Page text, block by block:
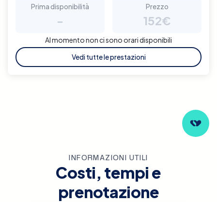
Prima disponibilità
-
Prezzo
152€
Al momento non ci sono orari disponibili
Vedi tutte le prestazioni
INFORMAZIONI UTILI
Costi, tempi e
prenotazione